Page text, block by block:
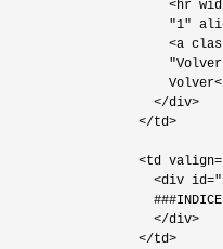
<hr
"1"
<a
</div>
</td>
<td
<div
</div>
</td>